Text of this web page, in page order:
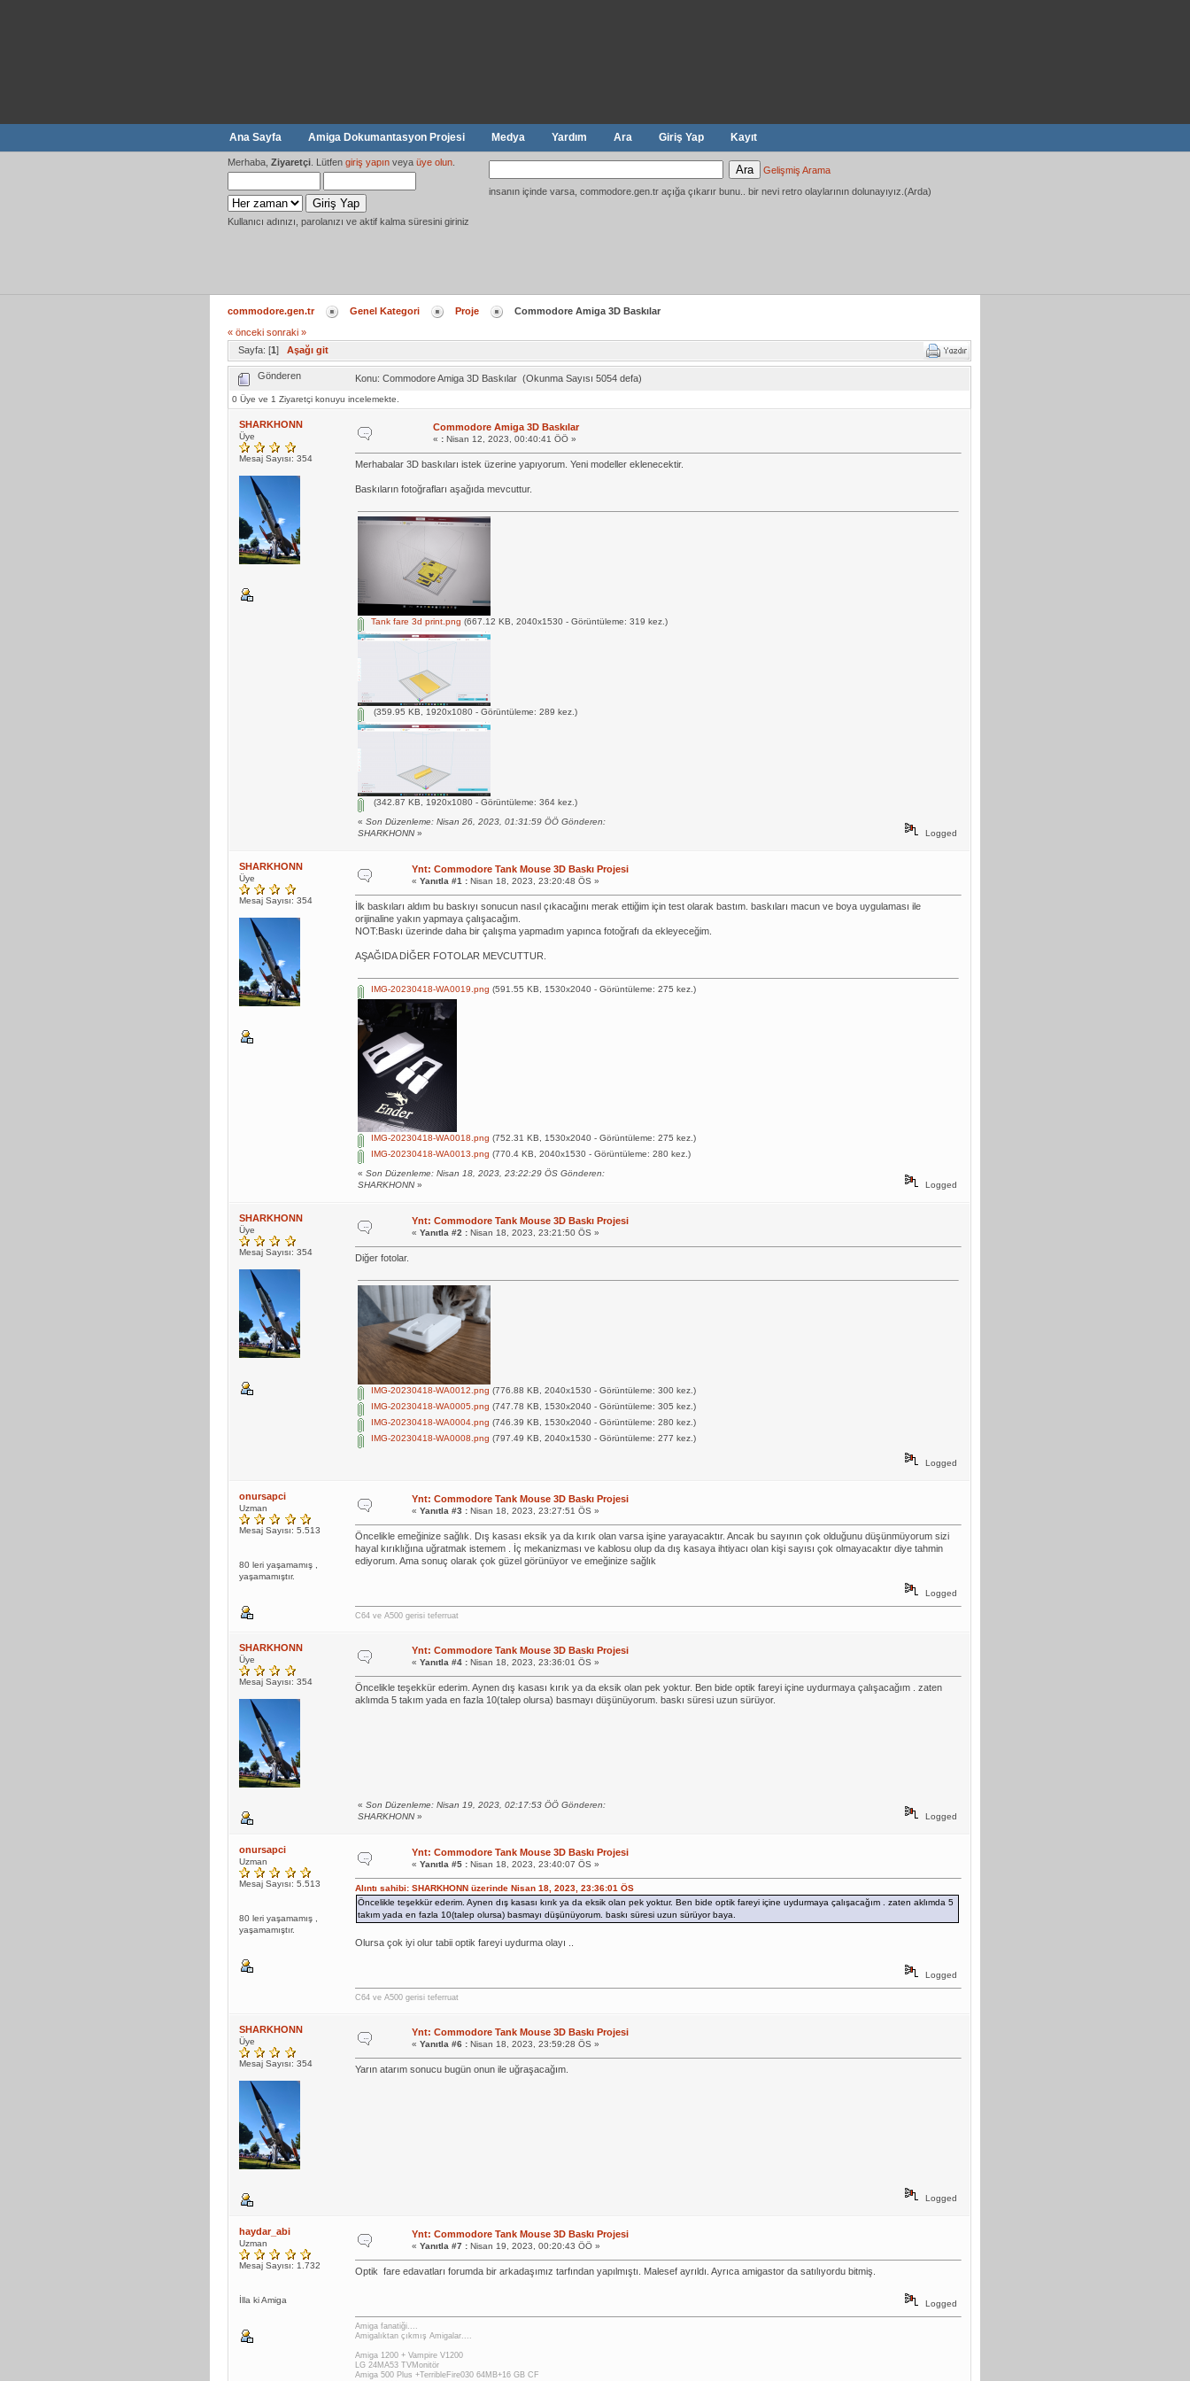
Ana Sayfa Amiga Dokumantasyon Projesi Medya Yardım Ara Giriş Yap Kayıt
Merhaba, Ziyaretçi . Lütfen giriş yapın veya üye olun
Kullanıcı adınızı, parolanızı ve aktif kalma süresini giriniz
Gelişmiş Arama
insanın içinde varsa, commodore.gen.tr açığa çıkarır bunu.. bir nevi retro olaylarının dolunayıyız.(Arda)
commodore.gen.tr Genel Kategori Proje
Commodore Amiga 3D Baskılar
« önceki sonraki »
Sayfa: [1] Aşağı git
Gönderen Konu: Commodore Amiga 3D Baskılar (Okunma Sayısı 5054 defa)
0 Üye ve 1 Ziyaretçi konuyu incelemekte.
SHARKHONN
Üye
Mesaj Sayısı: 354
Commodore Amiga 3D Baskılar
« :Nisan 12, 2023, 00:40:41 ÖÖ »
Merhabalar 3D baskıları istek üzerine yapıyorum. Yeni modeller eklenecektir.
Baskıların fotoğrafları aşağıda mevcuttur.
Tank fare 3d print.png (667.12 KB, 2040x1530 - Görüntüleme: 319 kez.)
(359.95 KB, 1920x1080 - Görüntüleme: 289 kez.)
(342.87 KB, 1920x1080 - Görüntüleme: 364 kez.)
« Son Düzenleme: Nisan 26, 2023, 01:31:59 ÖÖ Gönderen:
SHARKHONN» Logged
SHARKHONN
Üye
Mesaj Sayısı: 354
Ynt: Commodore Tank Mouse 3D Baskı Projesi
« Yanıtla #1 :Nisan 18, 2023, 23:20:48 ÖS »
İlk baskıları aldım bu baskıyı sonucun nasıl çıkacağını merak ettiğim için test olarak bastım. baskıları macun ve boya uygulaması ile
orijinaline yakın yapmaya çalışacağım.
NOT:Baskı üzerinde daha bir çalışma yapmadım yapınca fotoğrafı da ekleyeceğim.
AŞAĞIDA DİĞER FOTOLAR MEVCUTTUR.
IMG-20230418-WA0019.png (591.55 KB, 1530x2040 - Görüntüleme: 275 kez.)
IMG-20230418-WA0018.png (752.31 KB, 1530x2040 - Görüntüleme: 275 kez.)
IMG-20230418-WA0013.png (770.4 KB, 2040x1530 - Görüntüleme: 280 kez.)
« Son Düzenleme: Nisan 18, 2023, 23:22:29 ÖS Gönderen:
SHARKHONN» Logged
SHARKHONN
Üye
Mesaj Sayısı: 354
Ynt: Commodore Tank Mouse 3D Baskı Projesi
« Yanıtla #2 :Nisan 18, 2023, 23:21:50 ÖS »
Diğer fotolar.
IMG-20230418-WA0012.png (776.88 KB, 2040x1530 - Görüntüleme: 300 kez.)
IMG-20230418-WA0005.png (747.78 KB, 1530x2040 - Görüntüleme: 305 kez.)
IMG-20230418-WA0004.png (746.39 KB, 1530x2040 - Görüntüleme: 280 kez.)
IMG-20230418-WA0008.png (797.49 KB, 2040x1530 - Görüntüleme: 277 kez.)
Logged
onursapci
Uzman
Mesaj Sayısı: 5.513
80 leri yaşamamış ,
yaşamamıştır.
Ynt: Commodore Tank Mouse 3D Baskı Projesi
« Yanıtla #3 :Nisan 18, 2023, 23:27:51 ÖS »
Öncelikle emeğinize sağlık. Dış kasası eksik ya da kırık olan varsa işine yarayacaktır. Ancak bu sayının çok olduğunu düşünmüyorum sizi
hayal kırıklığına uğratmak istemem . İç mekanizması ve kablosu olup da dış kasaya ihtiyacı olan kişi sayısı çok olmayacaktır diye tahmin
ediyorum. Ama sonuç olarak çok güzel görünüyor ve emeğinize sağlık
Logged
C64 ve A500 gerisi teferruat
SHARKHONN
Üye
Mesaj Sayısı: 354
Ynt: Commodore Tank Mouse 3D Baskı Projesi
« Yanıtla #4 :Nisan 18, 2023, 23:36:01 ÖS »
Öncelikle teşekkür ederim. Aynen dış kasası kırık ya da eksik olan pek yoktur. Ben bide optik fareyi içine uydurmaya çalışacağım . zaten
aklımda 5 takım yada en fazla 10(talep olursa) basmayı düşünüyorum. baskı süresi uzun sürüyor.
« Son Düzenleme: Nisan 19, 2023, 02:17:53 ÖÖ Gönderen:
SHARKHONN» Logged
onursapci
Uzman
Mesaj Sayısı: 5.513
80 leri yaşamamış ,
yaşamamıştır.
Ynt: Commodore Tank Mouse 3D Baskı Projesi
« Yanıtla #5 :Nisan 18, 2023, 23:40:07 ÖS »
Alıntı sahibi: SHARKHONN üzerinde Nisan 18, 2023, 23:36:01 ÖS
Öncelikle teşekkür ederim. Aynen dış kasası kırık ya da eksik olan pek yoktur. Ben bide optik fareyi içine uydurmaya çalışacağım . zaten aklımda 5
takım yada en fazla 10(talep olursa) basmayı düşünüyorum. baskı süresi uzun sürüyor baya.
Olursa çok iyi olur tabii optik fareyi uydurma olayı ..
Logged
C64 ve A500 gerisi teferruat
SHARKHONN
Üye
Mesaj Sayısı: 354
Ynt: Commodore Tank Mouse 3D Baskı Projesi
« Yanıtla #6 :Nisan 18, 2023, 23:59:28 ÖS »
Yarın atarım sonucu bugün onun ile uğraşacağım.
Logged
haydar_abi
Uzman
Mesaj Sayısı: 1.732
İlla ki Amiga
Ynt: Commodore Tank Mouse 3D Baskı Projesi
« Yanıtla #7 :Nisan 19, 2023, 00:20:43 ÖÖ »
Optik fare edavatları forumda bir arkadaşımız tarfından yapılmıştı. Malesef ayrıldı. Ayrıca amigastor da satılıyordu bitmiş.
Logged
Amiga fanatiği....
Amigalıktan çıkmış Amigalar....
Amiga 1200 + Vampire V1200
LG 24MA53 TVMonitör
Amiga 500 Plus +TerribleFire030 64MB+16 GB CF